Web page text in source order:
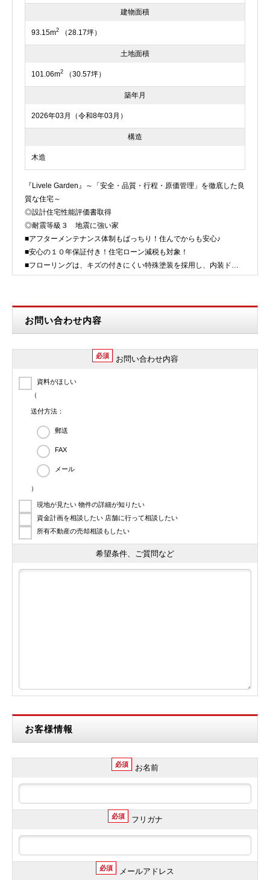
建物面積
93.15m2 （28.17坪）
土地面積
101.06m2 （30.57坪）
築年月
2026年03月（令和8年03月）
構造
木造
『Livele Garden』～「安全・品質・行程・原価管理」を徹底した良
質な住宅～
◎設計住宅性能評価書取得
◎耐震等級３ 地震に強い家
■アフターメンテナンス体制もばっちり！住んでからも安心♪
■安心の１０年保証付き！住宅ローン減税も対象！
■フローリングは、キズの付きにくい特殊塗装を採用し、内装ドア
お問い合わせ内容
必須 お問い合わせ内容
資料がほしい
（
送付方法：
郵送
FAX
メール
）
現地が見たい 物件の詳細が知りたい
資金計画を相談したい 店舗に行って相談したい
所有不動産の売却相談もしたい
希望条件、ご質問など
お客様情報
必須 お名前
必須 フリガナ
必須 メールアドレス